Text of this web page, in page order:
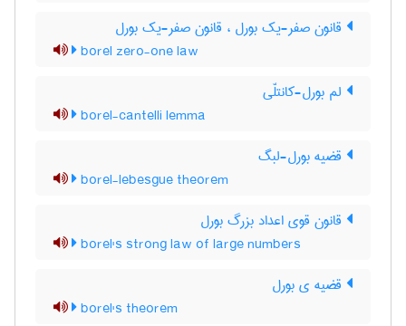
قانون صفر-‌یک بورل ، قانون صفر-یک بورل
borel zero-one law
لم بورل-کانتلّی
borel-cantelli lemma
قضیه بورل-لبگ
borel-lebesgue theorem
قانون قوی اعداد بزرگ بورل
borel's strong law of large numbers
قضیه ی بورل
borel's theorem